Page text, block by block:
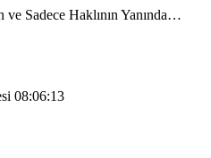
Sadece Haklının Yanında…
08:06:13